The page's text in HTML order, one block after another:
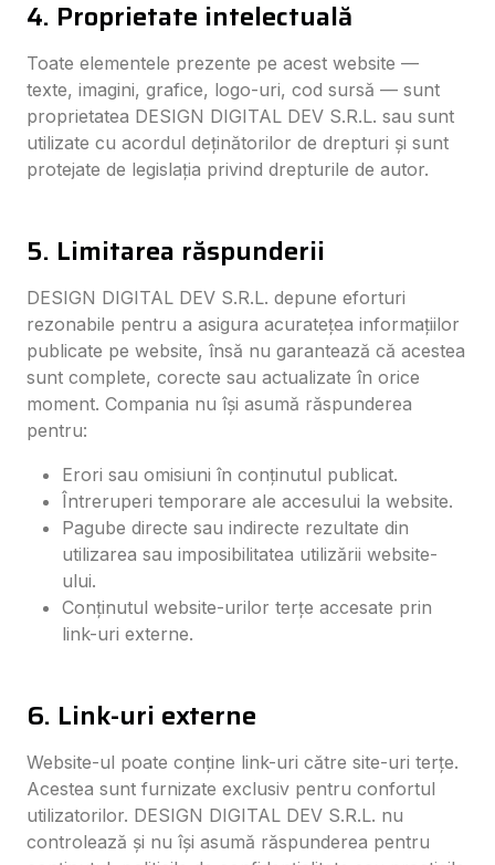
4. Proprietate intelectuală
Toate elementele prezente pe acest website —
texte, imagini, grafice, logo-uri, cod sursă — sunt
proprietatea DESIGN DIGITAL DEV S.R.L. sau sunt
utilizate cu acordul deținătorilor de drepturi și sunt
protejate de legislația privind drepturile de autor.
5. Limitarea răspunderii
DESIGN DIGITAL DEV S.R.L. depune eforturi
rezonabile pentru a asigura acuratețea informațiilor
publicate pe website, însă nu garantează că acestea
sunt complete, corecte sau actualizate în orice
moment. Compania nu își asumă răspunderea
pentru:
Erori sau omisiuni în conținutul publicat.
Întreruperi temporare ale accesului la website.
Pagube directe sau indirecte rezultate din
utilizarea sau imposibilitatea utilizării website-
ului.
Conținutul website-urilor terțe accesate prin
link-uri externe.
6. Link-uri externe
Website-ul poate conține link-uri către site-uri terțe.
Acestea sunt furnizate exclusiv pentru confortul
utilizatorilor. DESIGN DIGITAL DEV S.R.L. nu
controlează și nu își asumă răspunderea pentru